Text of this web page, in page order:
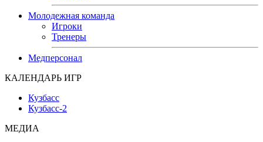
Молодежная команда
Игроки
Тренеры
Медперсонал
КАЛЕНДАРЬ ИГР
Кузбасс
Кузбасс-2
МЕДИА